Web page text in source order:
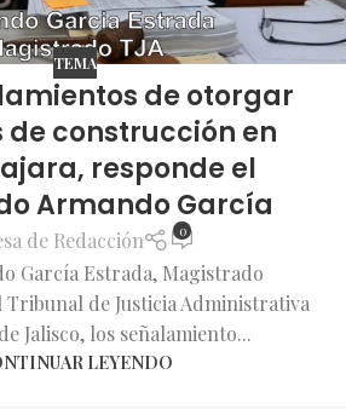
TEMA
de otorgar
de construcción en
responde el
Armando García
de Redacción 0
García Estrada, Magistrado
de Justicia Administrativa
Jalisco, los señalamiento...
LEYENDO